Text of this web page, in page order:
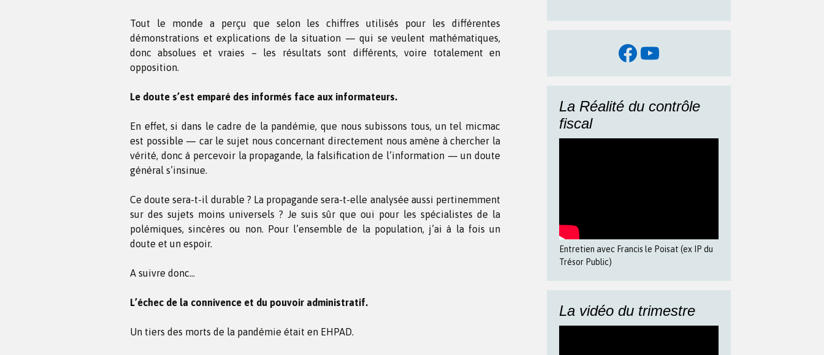
Tout le monde a perçu que selon les chiffres utilisés pour les différentes
démonstrations et explications de la situation — qui se veulent mathématiques,
donc absolues et vraies – les résultats sont différents, voire totalement en
opposition.
Le doute s’est emparé des informés face aux informateurs.
En effet, si dans le cadre de la pandémie, que nous subissons tous, un tel micmac
est possible — car le sujet nous concernant directement nous amène à chercher la
vérité, donc à percevoir la propagande, la falsification de l’information — un doute
général s’insinue.
Ce doute sera-t-il durable ? La propagande sera-t-elle analysée aussi pertinemment
sur des sujets moins universels ? Je suis sûr que oui pour les spécialistes de la
polémiques, sincères ou non. Pour l’ensemble de la population, j’ai à la fois un
doute et un espoir.
A suivre donc…
L’échec de la connivence et du pouvoir administratif.
Un tiers des morts de la pandémie était en EHPAD.
Facebook
YouTube
La Réalité du contrôle
fiscal
Entretien avec Francis le Poisat (ex IP du
Trésor Public)
La vidéo du trimestre